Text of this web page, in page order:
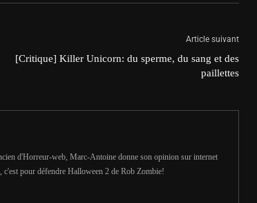
Article suivant
[Critique] Killer Unicorn: du sperme, du sang et des
paillettes
d'Horreur-web, Marc-Antoine donne son opinion sur internet
pour défendre Halloween 2 de Rob Zombie!